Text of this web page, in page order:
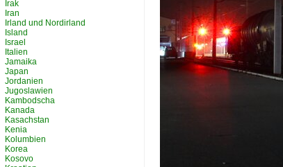
Irak
Iran
Irland und Nordirland
Island
Israel
Italien
Jamaika
Japan
Jordanien
Jugoslawien
Kambodscha
Kanada
Kasachstan
Kenia
Kolumbien
Korea
Kosovo